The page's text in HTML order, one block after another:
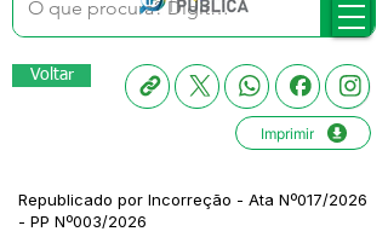
Voltar
Imprimir
Republicado por Incorreção - Ata Nº017/2026
- PP Nº003/2026